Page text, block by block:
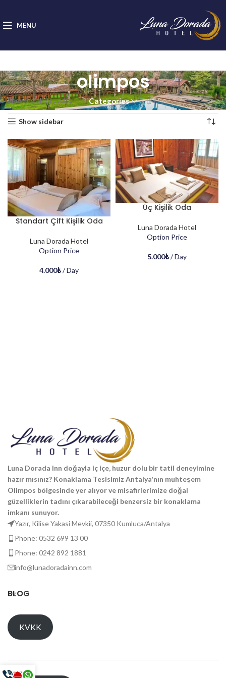
MENU
olimpos
Categories
Showing all 2 results
Show sidebar
Standart Çift Kişilik Oda
Luna Dorada Hotel
Option Price
4.000₺/ Day
Üç Kişilik Oda
Luna Dorada Hotel
Option Price
5.000₺/ Day
Luna Dorada Inn doğayla iç içe, huzur dolu bir tatil deneyimine
hazır mısınız? Konaklama Tesisimiz Antalya'nın muhteşem
Olimpos bölgesinde yer alıyor ve misafirlerimize doğal
güzelliklerin tadını çıkarabileceği benzersiz bir konaklama
imkanı sunuyor.
Yazır, Kilise Yakasi Mevkii, 07350 Kumluca/Antalya
Phone: 0532 699 13 00
Phone: 0242 892 1881
info@lunadoradainn.com
BLOG
KVKK